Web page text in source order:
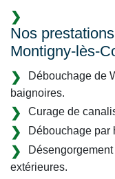
Nos
Montigny-lès-
Débouchage de
baignoires.
Curage de
Débouchage par
extérieures.